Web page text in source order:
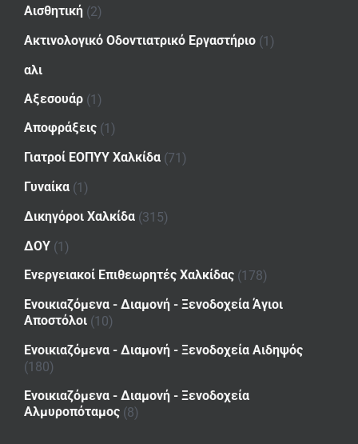
Αισθητική (2)
Ακτινολογικό Οδοντιατρικό Εργαστήριο (1)
αλι
Αξεσουάρ (1)
Αποφράξεις (1)
Γιατροί ΕΟΠΥΥ Χαλκίδα (71)
Γυναίκα (1)
Δικηγόροι Χαλκίδα (315)
ΔΟΥ (1)
Ενεργειακοί Επιθεωρητές Χαλκίδας (178)
Ενοικιαζόμενα - Διαμονή - Ξενοδοχεία Άγιοι
Αποστόλοι (10)
Ενοικιαζόμενα - Διαμονή - Ξενοδοχεία Αιδηψός
(180)
Ενοικιαζόμενα - Διαμονή - Ξενοδοχεία
Αλμυροπόταμος (8)